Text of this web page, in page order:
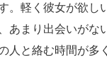
。軽く彼女が欲
あまり出会いが
人と絡む時間が